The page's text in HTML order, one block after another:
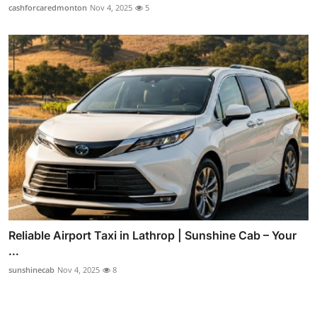
cashforcaredmonton Nov 4, 2025 5
Reliable Airport Taxi in Lathrop | Sunshine Cab – Your
...
sunshinecab Nov 4, 2025 8